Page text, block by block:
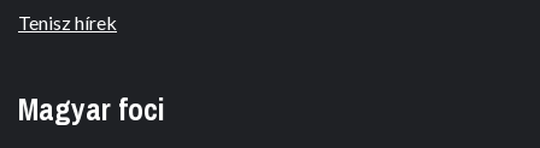
Tenisz hírek
Magyar foci